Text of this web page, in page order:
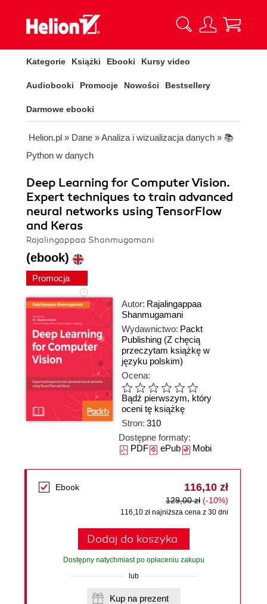
Kategorie Książki Ebooki Kursy video
Audiobooki Promocje Nowości Bestsellery
Darmowe ebooki
Helion.pl » Dane »Analiza i wizualizacja danych » 📚
Python w danych
Deep Learning for Computer Vision.
Expert techniques to train advanced
neural networks using TensorFlow
and Keras
Rajalingappaa Shanmugamani
(ebook)
Promocja
Autor: Rajalingappaa
Shanmugamani
Wydawnictwo: Packt
Publishing (Z chęcią
przeczytam książkę w
języku polskim)
Ocena:
Bądź pierwszym, który
oceni tę książkę
Stron: 310
Dostępne formaty:
PDFePubMobi
Ebook 116,10 zł
129,00 zł (-10%)
116,10 zł najniższa cena z 30 dni
Dodaj do koszyka
Dostępny natychmiast po opłaceniu zakupu
lub
Kup na prezent